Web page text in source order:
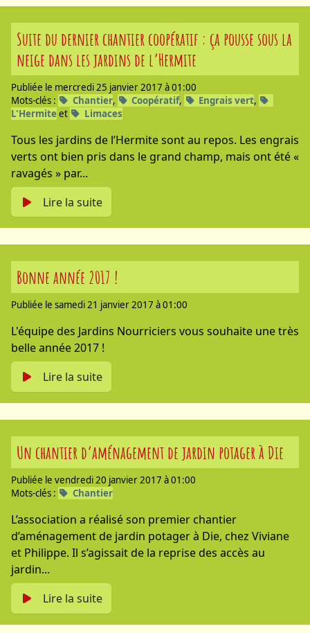
Suite du dernier chantier coopératif : ça pousse sous la
neige dans les jardins de l’Hermite
Publiée le mercredi 25 janvier 2017 à 01:00
Mots-clés :
Chantier, Coopératif, Engrais vert,
L'Hermiteet Limaces
Tous les jardins de l’Hermite sont au repos. Les engrais
verts ont bien pris dans le grand champ, mais ont été «
ravagés » par...
Lire la suite
Bonne année 2017 !
Publiée le samedi 21 janvier 2017 à 01:00
L'équipe des Jardins Nourriciers vous souhaite une très
belle année 2017 !
Lire la suite
Un chantier d’aménagement de jardin potager à Die
Publiée le vendredi 20 janvier 2017 à 01:00
Mots-clés :
Chantier
L’association a réalisé son premier chantier
d’aménagement de jardin potager à Die, chez Viviane
et Philippe. Il s’agissait de la reprise des accès au
jardin...
Lire la suite